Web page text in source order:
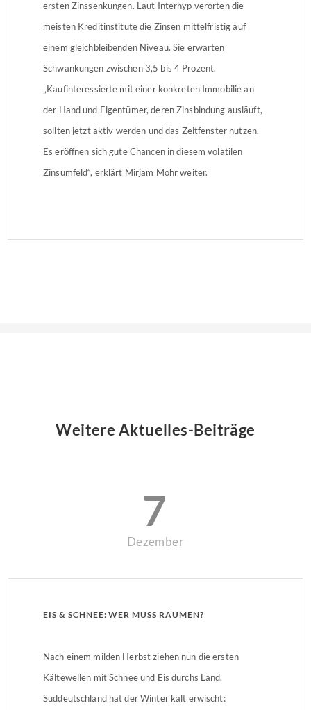
ersten Zinssenkungen. Laut Interhyp verorten die
meisten Kreditinstitute die Zinsen mittelfristig auf
einem gleichbleibenden Niveau. Sie erwarten
Schwankungen zwischen 3,5 bis 4 Prozent.
„Kaufinteressierte mit einer konkreten Immobilie an
der Hand und Eigentümer, deren Zinsbindung ausläuft,
sollten jetzt aktiv werden und das Zeitfenster nutzen.
Es eröffnen sich gute Chancen in diesem volatilen
Zinsumfeld“, erklärt Mirjam Mohr weiter.
Weitere Aktuelles-Beiträge
7
Dezember
EIS & SCHNEE: WER MUSS RÄUMEN?
Nach einem milden Herbst ziehen nun die ersten
Kältewellen mit Schnee und Eis durchs Land.
Süddeutschland hat der Winter kalt erwischt: